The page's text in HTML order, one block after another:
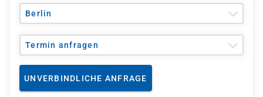
Berlin
Termin anfragen
UNVERBINDLICHE ANFRAGE